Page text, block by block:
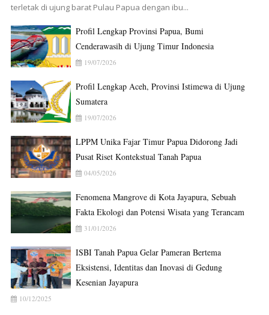
terletak di ujung barat Pulau Papua dengan ibu...
Profil Lengkap Provinsi Papua, Bumi
Cenderawasih di Ujung Timur Indonesia
19/07/2026
Profil Lengkap Aceh, Provinsi Istimewa di Ujung
Sumatera
19/07/2026
LPPM Unika Fajar Timur Papua Didorong Jadi
Pusat Riset Kontekstual Tanah Papua
04/05/2026
Fenomena Mangrove di Kota Jayapura, Sebuah
Fakta Ekologi dan Potensi Wisata yang Terancam
31/01/2026
ISBI Tanah Papua Gelar Pameran Bertema
Eksistensi, Identitas dan Inovasi di Gedung
Kesenian Jayapura
10/12/2025